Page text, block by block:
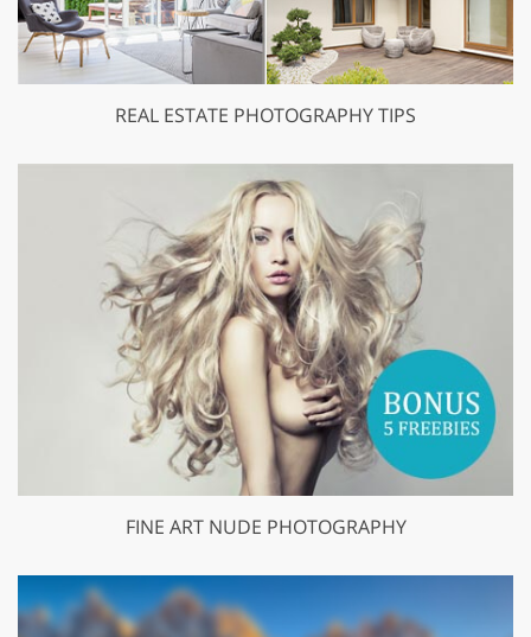
REAL ESTATE PHOTOGRAPHY TIPS
FINE ART NUDE PHOTOGRAPHY